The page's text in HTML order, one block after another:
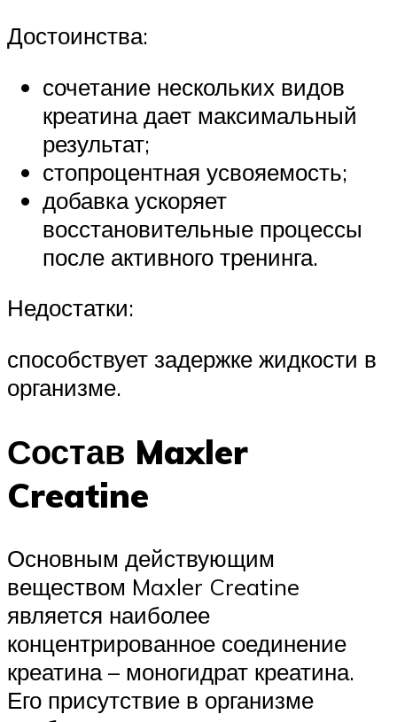
Достоинства:
сочетание нескольких видов
креатина дает максимальный
результат;
стопроцентная усвояемость;
добавка ускоряет
восстановительные процессы
после активного тренинга.
Недостатки:
способствует задержке жидкости в
организме.
Состав Maxler
Creatine
Основным действующим
веществом Maxler Creatine
является наиболее
концентрированное соединение
креатина – моногидрат креатина.
Его присутствие в организме